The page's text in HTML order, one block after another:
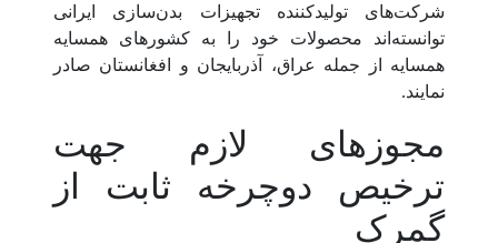
شرکت‌های تولیدکننده تجهیزات بدن‌سازی ایرانی
توانسته‌اند محصولات خود را به کشورهای همسایه
همسایه از جمله عراق، آذربایجان و افغانستان صادر
نمایند.
مجوزهای لازم جهت
ترخیص دوچرخه ثابت از
گمرک